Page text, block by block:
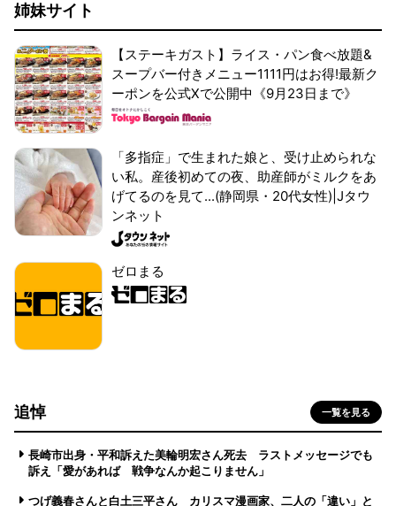
姉妹サイト
【ステーキガスト】ライス・パン食べ放題&
スープバー付きメニュー1111円はお得!最新ク
ーポンを公式Xで公開中《9月23日まで》
「多指症」で生まれた娘と、受け止められな
い私。産後初めての夜、助産師がミルクをあ
げてるのを見て...(静岡県・20代女性)|Jタウ
ンネット
ゼロまる
追悼 一覧を見る
長崎市出身・平和訴えた美輪明宏さん死去 ラストメッセージでも
訴え「愛があれば 戦争なんか起こりません」
つげ義春さんと白土三平さん カリスマ漫画家、二人の「違い」と